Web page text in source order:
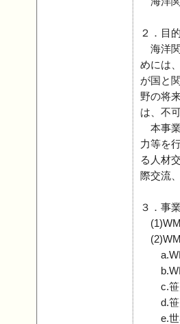
２．目
海洋関
めには
が国と
野の将
は、不
本事業
力等を
る人材
際交流
３．事
c.笹川
d.笹川
e.世界